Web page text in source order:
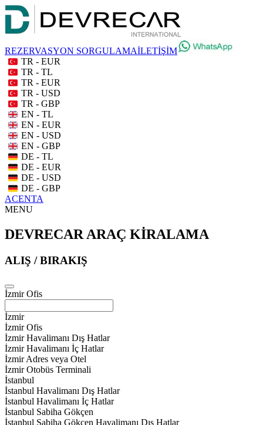
REZERVASYON SORGULAMAİLETİŞİM
TR - EUR
TR - TL
TR - EUR
TR - USD
TR - GBP
EN - TL
EN - EUR
EN - USD
EN - GBP
DE - TL
DE - EUR
DE - USD
DE - GBP
ACENTA
MENU
DEVRECAR ARAÇ KİRALAMA
ALIŞ / BIRAKIŞ
İzmir Ofis
İzmir
İzmir Ofis
İzmir Havalimanı Dış Hatlar
İzmir Havalimanı İç Hatlar
İzmir Adres veya Otel
İzmir Otobüs Terminali
İstanbul
İstanbul Havalimanı Dış Hatlar
İstanbul Havalimanı İç Hatlar
İstanbul Sabiha Gökçen
İstanbul Sabiha Gökçen Havalimanı Dış Hatlar